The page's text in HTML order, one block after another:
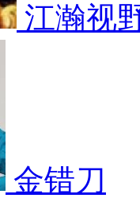
江瀚视
金错刀